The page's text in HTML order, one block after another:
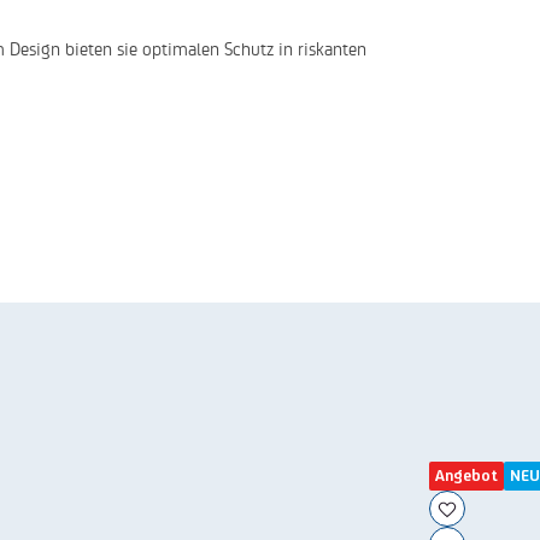
bieten sie optimalen Schutz in riskanten
Angebot